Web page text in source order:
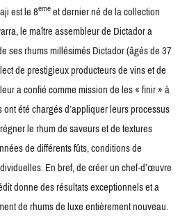
est le 8èmeet dernier né de la collection
le maître assembleur de Dictador a
ses rhums millésimés Dictador (âgés de 37
de prestigieux producteurs de vins et de
a confié comme mission de les « finir » à
été chargés d’appliquer leurs processus
le rhum de saveurs et de textures
de différents fûts, conditions de
En bref, de créer un chef-d’œuvre
donne des résultats exceptionnels et a
de rhums de luxe entièrement nouveau.